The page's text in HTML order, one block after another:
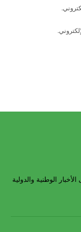
الوطنية والدولية